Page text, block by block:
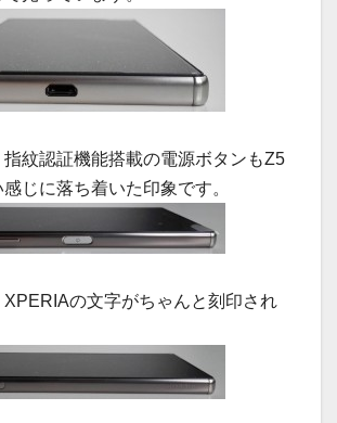
紋認証機能搭載の電源ボタンもZ5
じに落ち着いた印象です。
XPERIAの文字がちゃんと刻印され